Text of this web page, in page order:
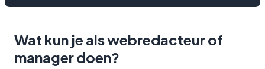
Wat kun je als webredacteur of
manager doen?